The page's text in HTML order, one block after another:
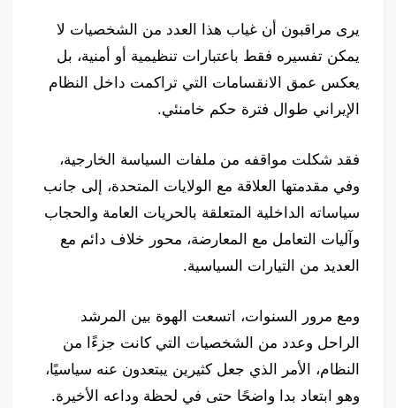
يرى مراقبون أن غياب هذا العدد من الشخصيات لا
يمكن تفسيره فقط باعتبارات تنظيمية أو أمنية، بل
يعكس عمق الانقسامات التي تراكمت داخل النظام
الإيراني طوال فترة حكم خامنئي.
فقد شكلت مواقفه من ملفات السياسة الخارجية،
وفي مقدمتها العلاقة مع الولايات المتحدة، إلى جانب
سياساته الداخلية المتعلقة بالحريات العامة والحجاب
وآليات التعامل مع المعارضة، محور خلاف دائم مع
العديد من التيارات السياسية.
ومع مرور السنوات، اتسعت الهوة بين المرشد
الراحل وعدد من الشخصيات التي كانت جزءًا من
النظام، الأمر الذي جعل كثيرين يبتعدون عنه سياسيًا،
وهو ابتعاد بدا واضحًا حتى في لحظة وداعه الأخيرة.